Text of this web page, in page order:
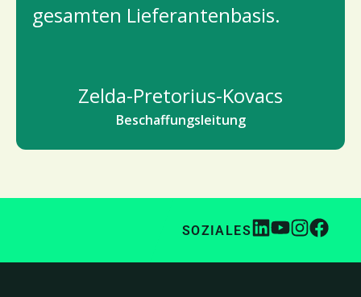
gesamten Lieferantenbasis.
Zelda-Pretorius-Kovacs
Beschaffungsleitung
SOZIALES